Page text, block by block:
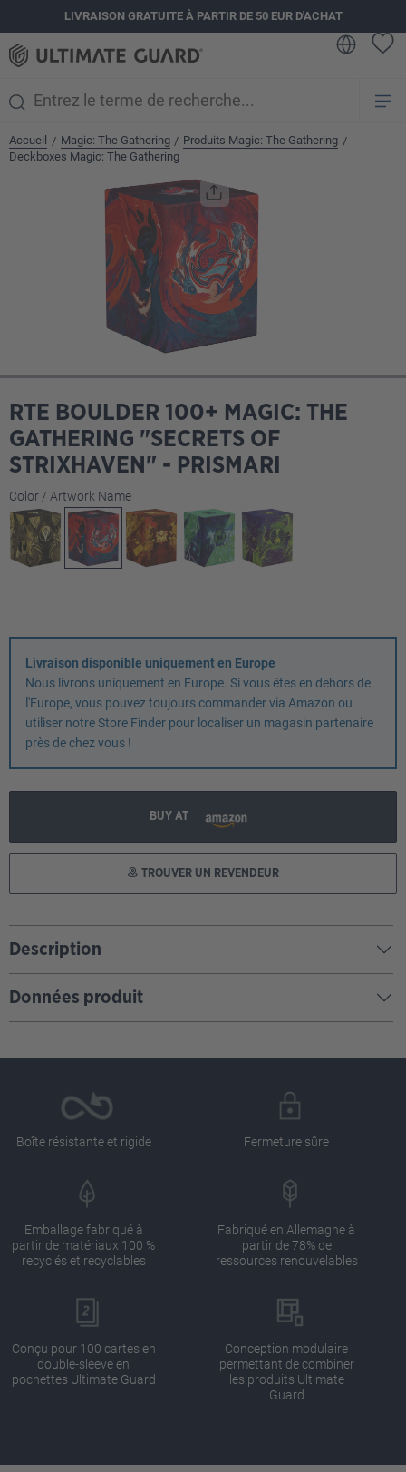
principalLIVRAISON GRATUITE À PARTIR DE 50 EUR D'ACHAT
Accueil / Magic: The Gathering / Produits Magic: The Gathering /
Deckboxes Magic: The Gathering
Ignorer la galerie d'images
RTE BOULDER 100+ MAGIC: THE
GATHERING "SECRETS OF
STRIXHAVEN" - PRISMARI
Sélectionnez
Color / Artwork Name
Livraison disponible uniquement en Europe
Nous livrons uniquement en Europe. Si vous êtes en dehors de
l'Europe, vous pouvez toujours commander via Amazon ou
utiliser notre Store Finder pour localiser un magasin partenaire
près de chez vous !
BUY AT
TROUVER UN REVENDEUR
Description
Données produit
Boîte résistante et rigide Fermeture sûre
Emballage fabriqué à
partir de matériaux 100 %
recyclés et recyclables
Fabriqué en Allemagne à
partir de 78% de
ressources renouvelables
Conçu pour 100 cartes en
double-sleeve en
pochettes Ultimate Guard
Conception modulaire
permettant de combiner
les produits Ultimate
Guard